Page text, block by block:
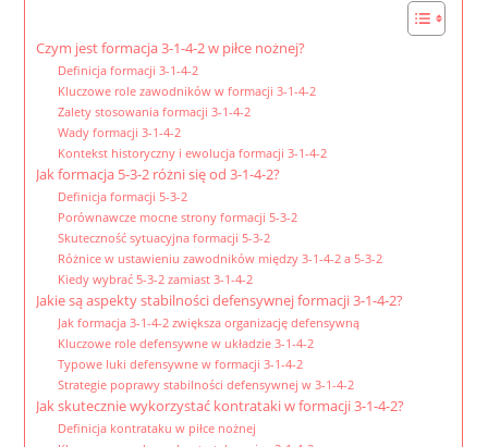
Czym jest formacja 3-1-4-2 w piłce nożnej?
Definicja formacji 3-1-4-2
Kluczowe role zawodników w formacji 3-1-4-2
Zalety stosowania formacji 3-1-4-2
Wady formacji 3-1-4-2
Kontekst historyczny i ewolucja formacji 3-1-4-2
Jak formacja 5-3-2 różni się od 3-1-4-2?
Definicja formacji 5-3-2
Porównawcze mocne strony formacji 5-3-2
Skuteczność sytuacyjna formacji 5-3-2
Różnice w ustawieniu zawodników między 3-1-4-2 a 5-3-2
Kiedy wybrać 5-3-2 zamiast 3-1-4-2
Jakie są aspekty stabilności defensywnej formacji 3-1-4-2?
Jak formacja 3-1-4-2 zwiększa organizację defensywną
Kluczowe role defensywne w układzie 3-1-4-2
Typowe luki defensywne w formacji 3-1-4-2
Strategie poprawy stabilności defensywnej w 3-1-4-2
Jak skutecznie wykorzystać kontrataki w formacji 3-1-4-2?
Definicja kontrataku w piłce nożnej